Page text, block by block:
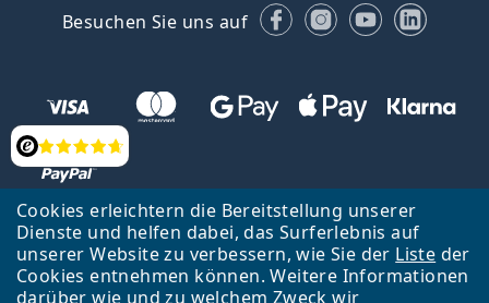
Cookies erleichtern die Bereitstellung unserer
Dienste und helfen dabei, das Surferlebnis auf
unserer Website zu verbessern, wie Sie der Liste der
Cookies entnehmen können. Weitere Informationen
darüber wie und zu welchem Zweck wir
Bewertung
Besuchen Sie uns auf FacebookInstagram
YouTube
Zurück zur Hauptseite Nach oben
Français
Lentiamo s.r.o., Tschechien ist Eigentümer und Betreiber des Online-
Shops Lentiamo.ch
Seit 18 Jahren sind wir für Sie da.